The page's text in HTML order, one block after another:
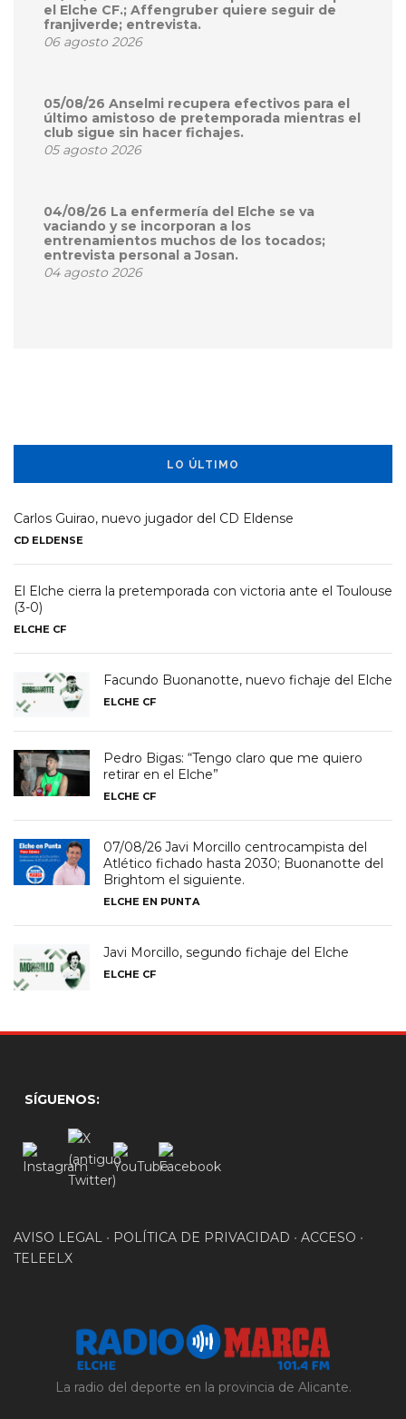
el Elche CF.; Affengruber quiere seguir de
franjiverde; entrevista.
06 agosto 2026
05/08/26 Anselmi recupera efectivos para el
último amistoso de pretemporada mientras el
club sigue sin hacer fichajes.
05 agosto 2026
04/08/26 La enfermería del Elche se va
vaciando y se incorporan a los
entrenamientos muchos de los tocados;
entrevista personal a Josan.
04 agosto 2026
LO ÚLTIMO
Carlos Guirao, nuevo jugador del CD Eldense
CD ELDENSE
El Elche cierra la pretemporada con victoria ante el Toulouse
(3-0)
ELCHE CF
Facundo Buonanotte, nuevo fichaje del Elche
ELCHE CF
Pedro Bigas: “Tengo claro que me quiero
retirar en el Elche”
ELCHE CF
07/08/26 Javi Morcillo centrocampista del
Atlético fichado hasta 2030; Buonanotte del
Brightom el siguiente.
ELCHE EN PUNTA
Javi Morcillo, segundo fichaje del Elche
ELCHE CF
SÍGUENOS:
AVISO LEGAL • POLÍTICA DE PRIVACIDAD • ACCESO •
TELEELX
La radio del deporte en la provincia de Alicante.